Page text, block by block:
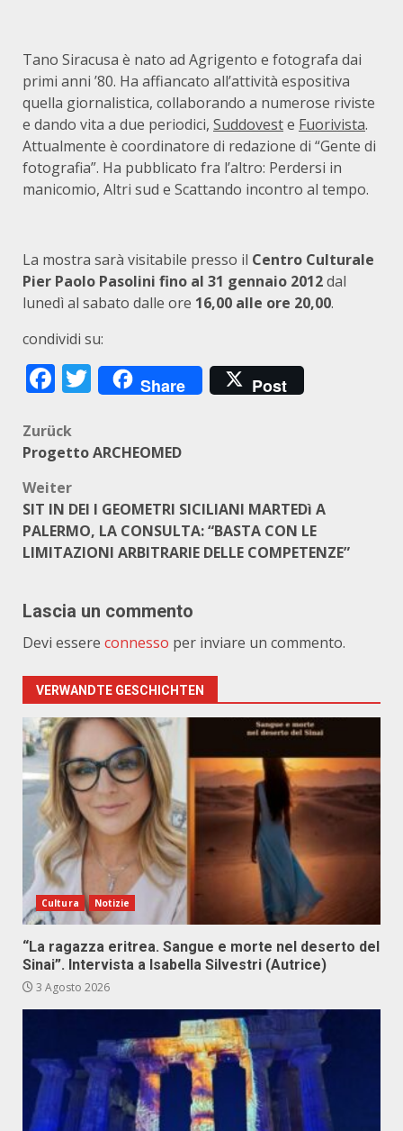
Tano Siracusa è nato ad Agrigento e fotografa dai
primi anni ’80. Ha affiancato all’attività espositiva
quella giornalistica, collaborando a numerose riviste
e dando vita a due periodici, Suddoveste Fuorivista.
Attualmente è coordinatore di redazione di “Gente di
fotografia”. Ha pubblicato fra l’altro: Perdersi in
manicomio, Altri sud e Scattando incontro al tempo.
La mostra sarà visitabile presso il Centro Culturale
Pier Paolo Pasolini fino al 31 gennaio 2012dal
lunedì al sabato dalle ore 16,00 alle ore 20,00.
condividi su:
Facebook
Twitter
Share Post
Beitragsnavigation
Zurück
Progetto ARCHEOMED
Weiter
SIT IN DEI I GEOMETRI SICILIANI MARTEDì A
PALERMO, LA CONSULTA: “BASTA CON LE
LIMITAZIONI ARBITRARIE DELLE COMPETENZE”
Lascia un commento
Devi essere connesso per inviare un commento.
VERWANDTE GESCHICHTEN
Cultura Notizie
“La ragazza eritrea. Sangue e morte nel deserto del
Sinai”. Intervista a Isabella Silvestri (Autrice)
3 Agosto 2026